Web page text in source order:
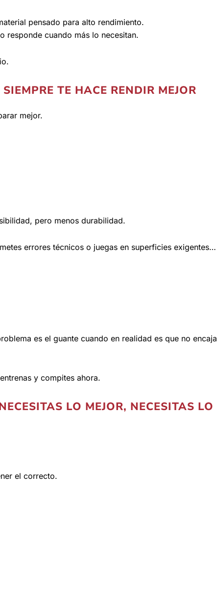
pensado para alto rendimiento.
responde cuando más lo necesitan.
TE HACE RENDIR MEJOR
mejor.
pero menos durabilidad.
errores técnicos o juegas en superficies exigentes…
es el guante cuando en realidad es que no encaja
y compites ahora.
LO MEJOR, NECESITAS LO
el correcto.